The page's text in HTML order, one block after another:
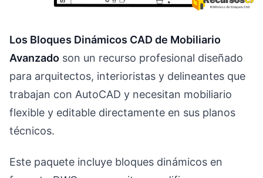
Los Bloques Dinámicos CAD de Mobiliario
Avanzado son un recurso profesional diseñado
para arquitectos, interioristas y delineantes que
trabajan con AutoCAD y necesitan mobiliario
flexible y editable directamente en sus planos
técnicos.
Este paquete incluye bloques dinámicos en